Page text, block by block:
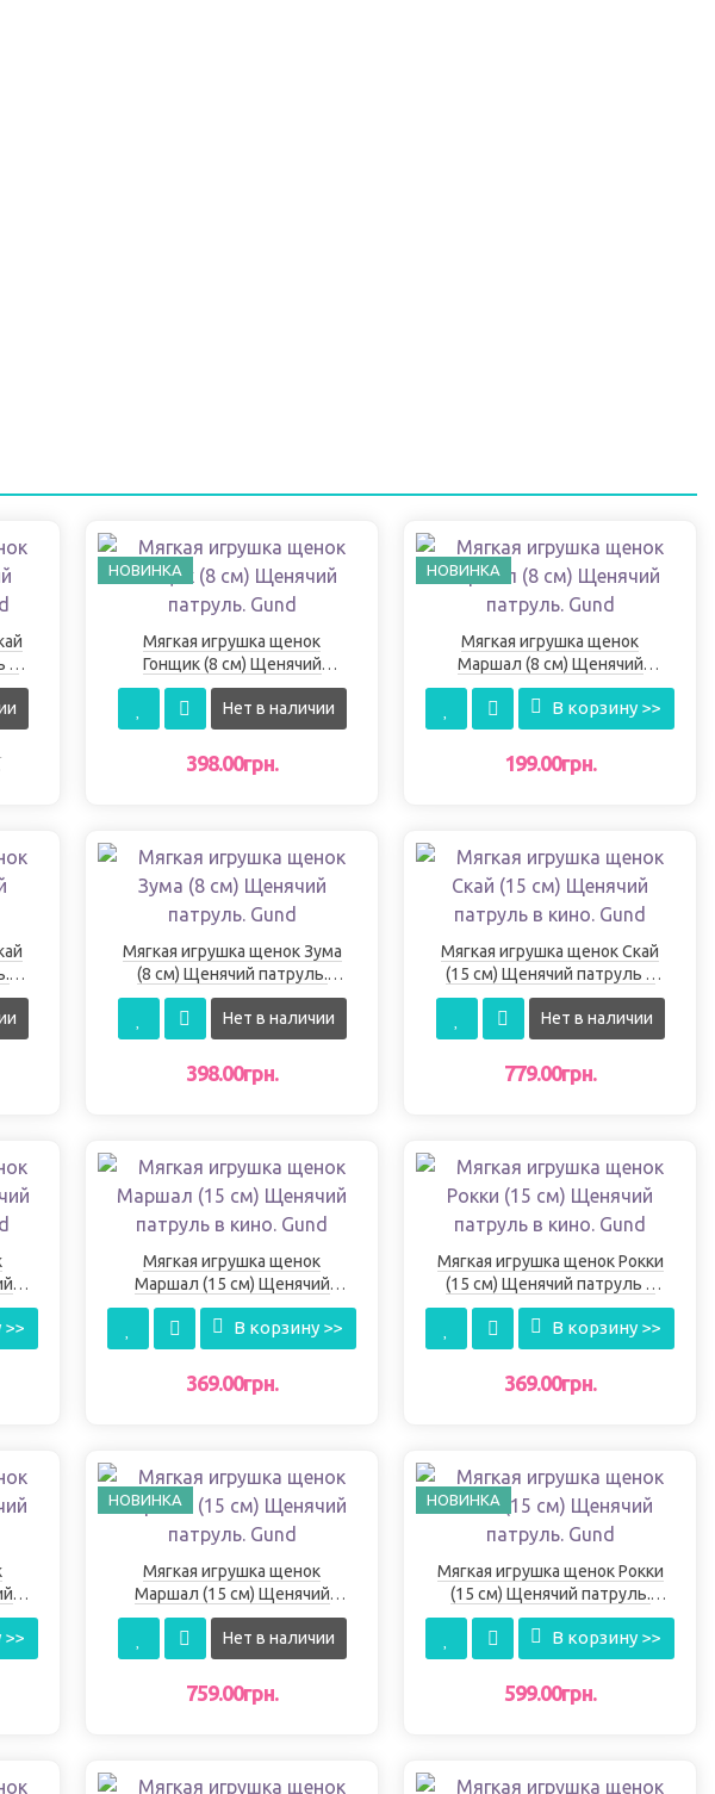
в
НОВИНКА
Мягкая игрушка щенок
Гонщик (8 см) Щенячий
патруль. Gund
Нет в наличии
398.00грн.
НОВИНКА
Мягкая игрушка щенок
Маршал (8 см) Щенячий
патруль. Gund
В корзину >>
199.00грн.
Мягкая игрушка щенок Зума
(8 см) Щенячий патруль.
Gund
Нет в наличии
398.00грн.
Мягкая игрушка щенок Скай
(15 см) Щенячий патруль в
кино. Gund
Нет в наличии
779.00грн.
>>
Мягкая игрушка щенок
Маршал (15 см) Щенячий
патруль в кино. Gund
В корзину >>
369.00грн.
Мягкая игрушка щенок Рокки
(15 см) Щенячий патруль в
кино. Gund
В корзину >>
369.00грн.
>>
НОВИНКА
Мягкая игрушка щенок
Маршал (15 см) Щенячий
патруль. Gund
Нет в наличии
759.00грн.
НОВИНКА
Мягкая игрушка щенок Рокки
(15 см) Щенячий патруль.
Gund
В корзину >>
599.00грн.